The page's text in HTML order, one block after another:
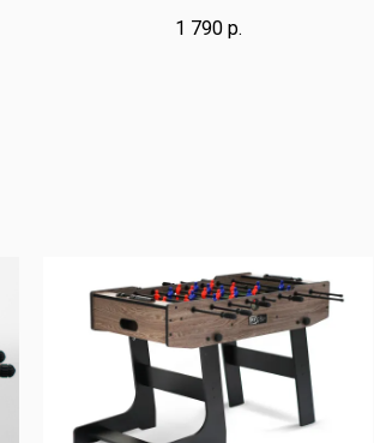
1 790 р.